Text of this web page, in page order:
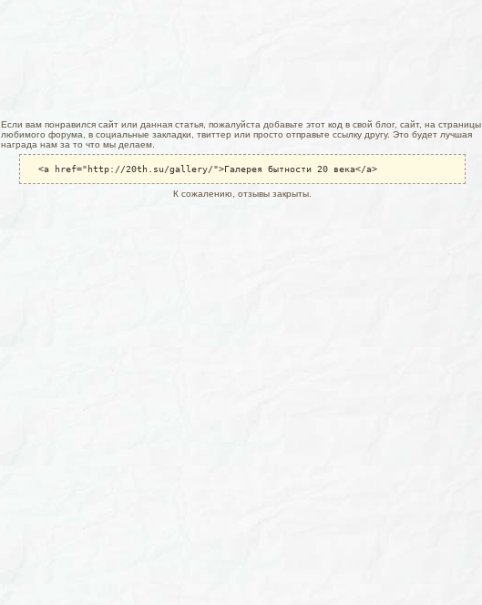
Если вам понравился сайт или данная статья, пожалуйста добавьте этот код в свой блог, сайт, на страницы
любимого форума, в социальные закладки, твиттер или просто отправьте ссылку другу. Это будет лучшая
награда нам за то что мы делаем.
<a href="http://20th.su/gallery/">Галерея бытности 20 века</a>
К сожалению, отзывы закрыты.